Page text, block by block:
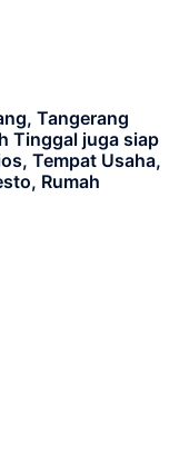
Tangerang
Tinggal juga siap
Tempat Usaha,
Rumah